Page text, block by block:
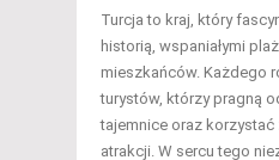
Turcja to kraj, który
historią, wspaniałymi
mieszkańców. Każdego
turystów, którzy pragną
tajemnice oraz korzystać
atrakcji. W sercu tego